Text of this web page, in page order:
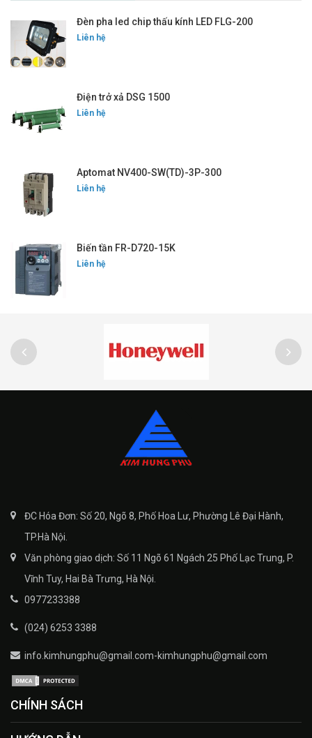
Đèn pha led chip thấu kính LED FLG-200
Liên hệ
Điện trở xả DSG 1500
Liên hệ
Aptomat NV400-SW(TD)-3P-300
Liên hệ
Biến tần FR-D720-15K
Liên hệ
ĐC Hóa Đơn: Số 20, Ngõ 8, Phố Hoa Lư, Phường Lê Đại Hành,
TP.Hà Nội.
Văn phòng giao dịch: Số 11 Ngõ 61 Ngách 25 Phố Lạc Trung, P.
Vĩnh Tuy, Hai Bà Trưng, Hà Nội.
0977233388
(024) 6253 3388
info.kimhungphu@gmail.com-kimhungphu@gmail.com
CHÍNH SÁCH